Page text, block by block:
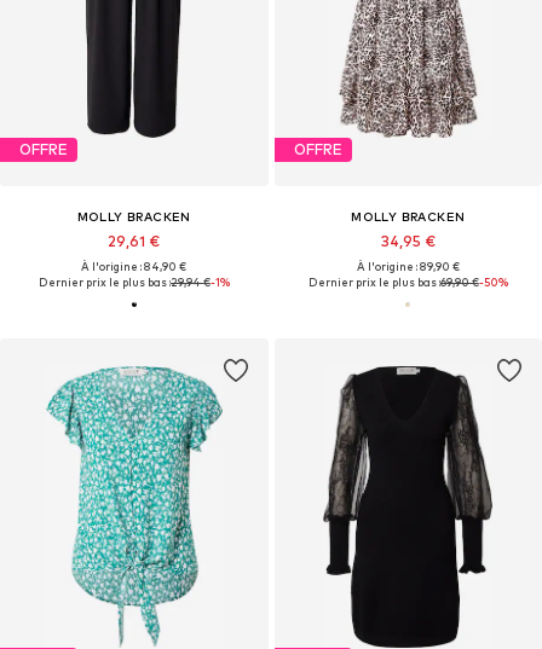
OFFRE
MOLLY BRACKEN
29,61 €
À l'origine : 84,90 €
Dernier prix le plus bas :29,94 €-1%
OFFRE
MOLLY BRACKEN
34,95 €
À l'origine : 89,90 €
Dernier prix le plus bas :69,90 €-50%